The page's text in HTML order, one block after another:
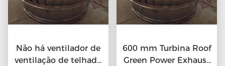
Não há ventilador de
ventilação de telhado
600 mm Turbina Roof
Green Power Exhaust